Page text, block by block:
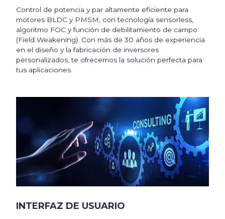
Control de potencia y par altamente eficiente para
motores BLDC y PMSM, con tecnología sensorless,
algoritmo FOC y función de debilitamiento de campo
(Field Weakening). Con más de 30 años de experiencia
en el diseño y la fabricación de inversores
personalizados, te ofrecemos la solución perfecta para
tus aplicaciones.
INTERFAZ DE USUARIO